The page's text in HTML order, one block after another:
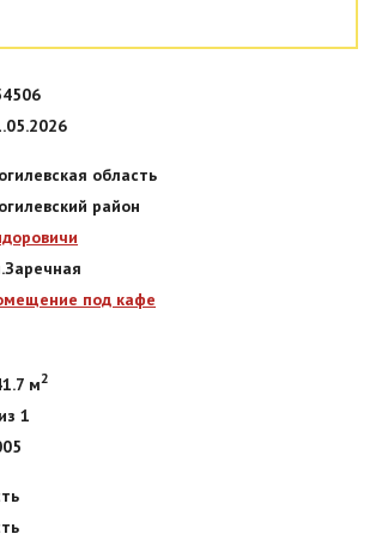
область
район
под кафе
м2
1